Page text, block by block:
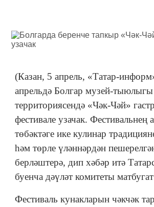
(Казан, 5 апрель, «Татар-
апрельдә Болгар музей-тыюлыгы
территориясендә «Чәк-Чәй»
фестивале узачак. Фестивальнең
төбәктәге ике кулинар
һәм төрле үләннәрдән
берләштерә, дип хәбәр итә
буенча дәүләт комитеты
Фестиваль кунакларын чәкчәк